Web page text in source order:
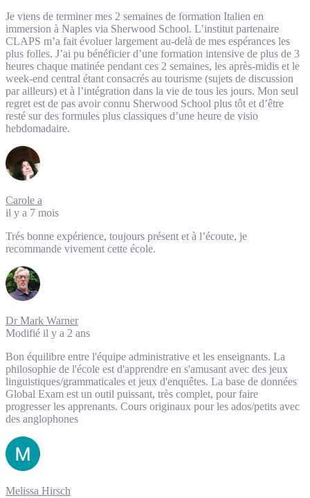
Je viens de terminer mes 2 semaines de formation Italien en
immersion à Naples via Sherwood School. L’institut partenaire
CLAPS m’a fait évoluer largement au-delà de mes espérances les
plus folles. J’ai pu bénéficier d’une formation intensive de plus de 3
heures chaque matinée pendant ces 2 semaines, les après-midis et le
week-end central étant consacrés au tourisme (sujets de discussion
par ailleurs) et à l’intégration dans la vie de tous les jours. Mon seul
regret est de pas avoir connu Sherwood School plus tôt et d’être
resté sur des formules plus classiques d’une heure de visio
hebdomadaire.
Carole a
il y a 7 mois
Trés bonne expérience, toujours présent et à l’écoute, je
recommande vivement cette école.
Dr Mark Warner
Modifié il y a 2 ans
Bon équilibre entre l'équipe administrative et les enseignants. La
philosophie de l'école est d'apprendre en s'amusant avec des jeux
linguistiques/grammaticales et jeux d'enquêtes. La base de données
Global Exam est un outil puissant, très complet, pour faire
progresser les apprenants. Cours originaux pour les ados/petits avec
des anglophones
Melissa Hirsch